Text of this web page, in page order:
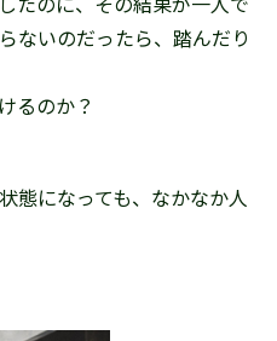
ないのだったら、踏んだり
るのか？
態になっても、なかなか人